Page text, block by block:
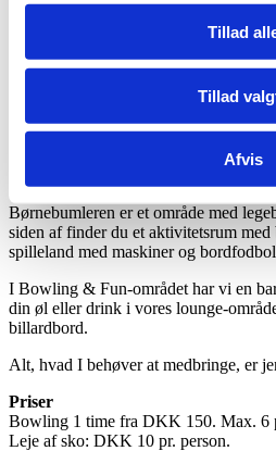
Tillad
Tillad
Afvis
en eftermiddag eller en aften med at
keglerne.
Alle kan spille, og til de helt små eller
Børnebumleren er et område med
siden af finder du et aktivitetsrum
spilleland med maskiner og
I Bowling & Fun-området har vi en
din øl eller drink i vores lounge-
billardbord.
Alt, hvad I behøver at medbringe, er
Priser
Bowling 1 time fra DKK 150. Max. 6
Leje af sko: DKK 10 pr. person.